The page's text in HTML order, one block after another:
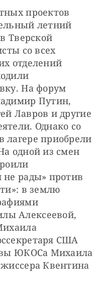
проектов
летний
Тверской
со всех
отделений
На форум
Путин,
Лавров и другие
Однако со
лагере приобрели
одной из смен
не рады» против
в землю
Алексеевой,
США
ЮКОСа Михаила
Квентина